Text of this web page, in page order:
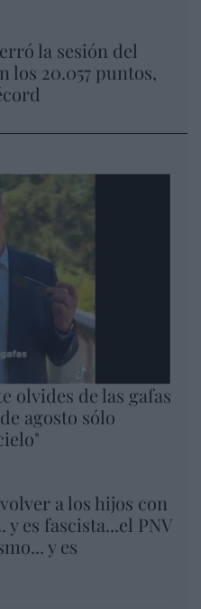
la sesión del
los 20.057 puntos,
olvides de las gafas
agosto sólo
a los hijos con
y es fascista...el PNV
y es